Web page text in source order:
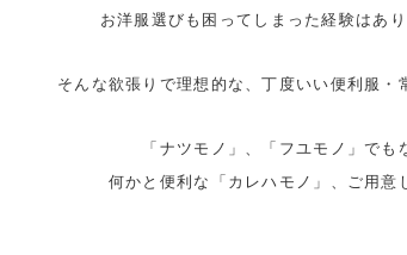
お洋服選びも困ってしまった経験はあり
そんな欲張りで理想的な、丁度いい便利服・
「ナツモノ」、「フユモノ」でも
何かと便利な「カレハモノ」、ご用意